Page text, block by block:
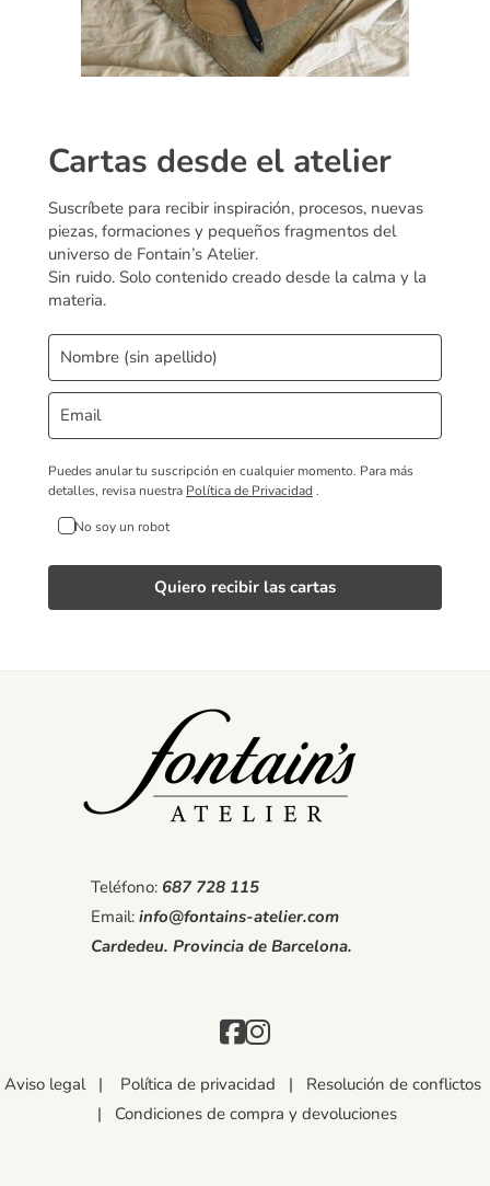
Cartas desde el atelier
Suscríbete para recibir inspiración, procesos, nuevas
piezas, formaciones y pequeños fragmentos del
universo de Fontain’s Atelier.
Sin ruido. Solo contenido creado desde la calma y la
materia.
Puedes anular tu suscripción en cualquier momento. Para más
detalles, revisa nuestra Política de Privacidad .
No soy un robot
Quiero recibir las cartas
Teléfono: 687 728 115
Email: info@fontains-atelier.com
Cardedeu. Provincia de Barcelona.
Aviso legal| Política de privacidad | Resolución de conflictos
| Condiciones de compra y devoluciones